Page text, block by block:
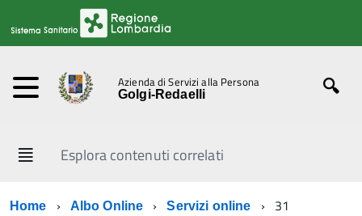
Azienda di Servizi alla Persona
Golgi-Redaelli
Esplora contenuti correlati
Home Albo Online Servizi online 31